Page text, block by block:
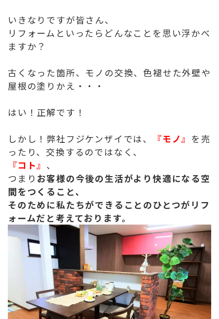
いきなりですが皆さん、
リフォームといったらどんなことを思い浮かべ
ますか？
古くなった箇所、モノの交換、色褪せた外壁や
屋根の塗りかえ・・・
はい！正解です！
しかし！弊社フジケンザイでは、 『モノ』 を売
ったり、交換するのではなく、
『コト』 、
つまりお客様の今後の生活がより快適になる空
間をつくること、
そのために私たちができることのひとつがリフ
ォームだと考えております。